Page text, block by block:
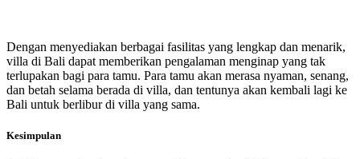
Dengan menyediakan berbagai fasilitas yang lengkap dan menarik,
villa di Bali dapat memberikan pengalaman menginap yang tak
terlupakan bagi para tamu. Para tamu akan merasa nyaman, senang,
dan betah selama berada di villa, dan tentunya akan kembali lagi ke
Bali untuk berlibur di villa yang sama.
Kesimpulan